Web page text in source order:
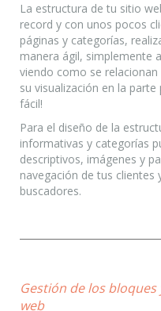
La estructura de tu sitio
record y con unos pocos
páginas y categorías,
manera ágil, simplemente
viendo como se
su visualización en la
fácil!
Para el diseño de la
informativas y categorías
descriptivos, imágenes y
navegación de tus
buscadores.
Gestión de los
web